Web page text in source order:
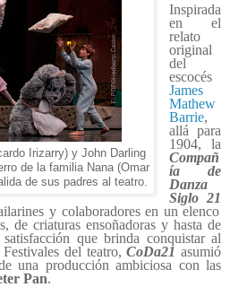
Irizarry) y John Darling
de la familia Nana (Omar
de sus padres al teatro.
Inspirada
en el
relato
original
del
escocés
James
Mathew
Barrie,
allá para
1904, la
Compañ
ía de
Danza
Siglo 21
y colaboradores en un elenco
de criaturas ensoñadoras y hasta de
que brinda conquistar al
del teatro,CoDa21 asumió
una producción ambiciosa con las
Pan.